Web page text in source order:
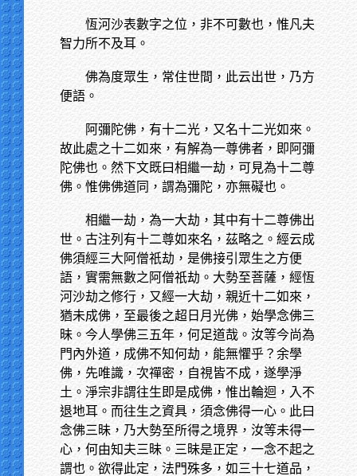
恆河沙表數字之位，非不可數也，惟凡夫
智力所不及耳。
佛為度眾生，常住世間，此云出世，乃方
便語。
阿彌陀佛，有十二光，又名十二光如來。
故此處之十二如來，有解為一尊佛者，即阿彌
陀佛也。然下文既曰相繼一劫，可見為十二尊
佛。惟佛佛道同，謂為彌陀，亦無礙也。
相繼一劫，為一大劫，其中有十二尊佛出
世。古注列有十二尊如來名，茲略之。經云成
佛須經三大阿僧祇劫，是佛接引眾生之方便
語，實需無數之阿僧祇劫。大勢至菩薩，經恆
河沙劫之修行，又經一大劫，親近十二如來，
猶未成佛，至最後之超日月光佛，始學念佛三
昧。今人學佛三五年，何足道哉。汝等今尚為
門內外道，成佛不知何劫，能無懼乎？余學
佛，先唯識，次禪密，自視皆不成，遂學淨
土。淨宗非謂往生即是成佛，惟出輪迴，入不
退地耳。而往生之資具，須念佛得一心。此曰
念佛三昧，乃大勢至所得之境界，汝等未得一
心，何由知夫三昧。三昧是正定，一念不起之
謂也。欲得此定，法門殊多，如三十七道品，